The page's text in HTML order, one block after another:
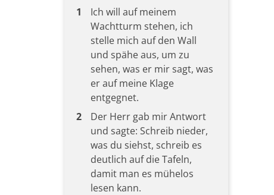
1
Ich will auf meinem
Wachtturm stehen, ich
stelle mich auf den Wall
und spähe aus, um zu
sehen, was er mir sagt, was
er auf meine Klage
entgegnet.
2
Der Herr gab mir Antwort
und sagte: Schreib nieder,
was du siehst, schreib es
deutlich auf die Tafeln,
damit man es mühelos
lesen kann.